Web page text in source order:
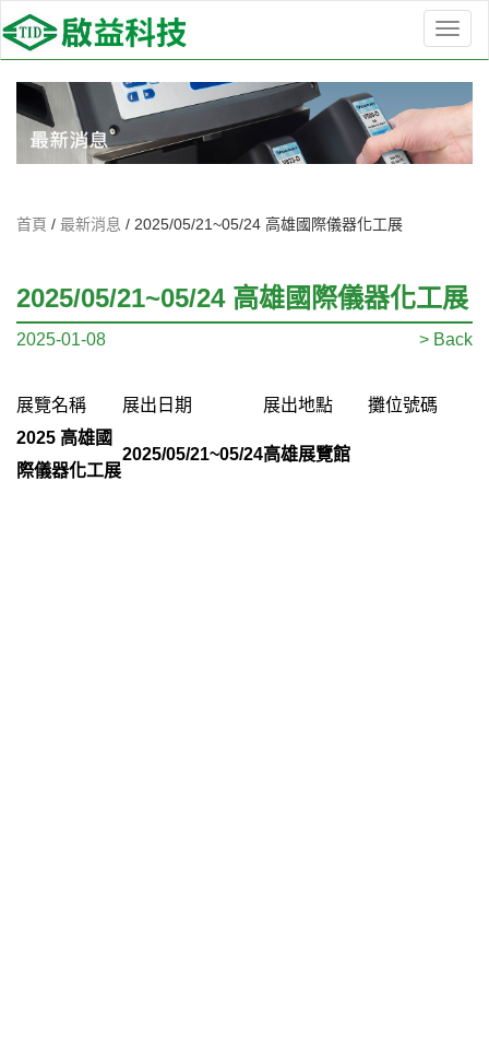
選
切
換
首頁 / 最新消息 / 2025/05/21~05/24 高雄國際儀器化工展
2025/05/21~05/24 高雄國際儀器化工展
2025-01-08 > Back
展覽名稱 展出日期 展出地點
攤位號碼
2025 高雄國
際儀器化工展
2025/05/21~05/24高雄展覽館